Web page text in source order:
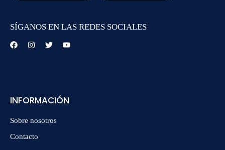
INFORMACIÓN
Sobre nosotros
Contacto
SÍGANOS EN LAS REDES SOCIALES